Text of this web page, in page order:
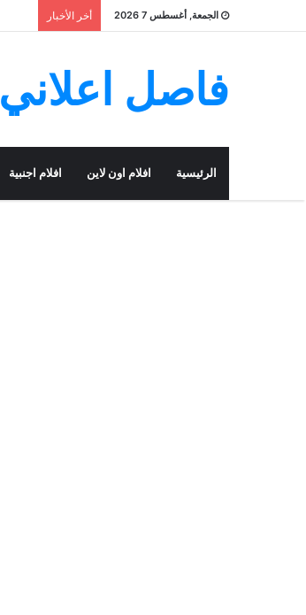
الجمعة, أغسطس 7 2026 أخر الأخبار
فاصل اعلاني
الرئيسية افلام اون لاين افلام اجنبية